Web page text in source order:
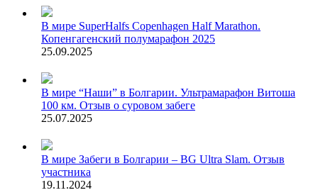
В мире SuperHalfs Copenhagen Half Marathon.
Копенгагенский полумарафон 2025
25.09.2025
В мире “Наши” в Болгарии. Ультрамарафон Витоша
100 км. Отзыв о суровом забеге
25.07.2025
В мире Забеги в Болгарии – BG Ultra Slam. Отзыв
участника
19.11.2024